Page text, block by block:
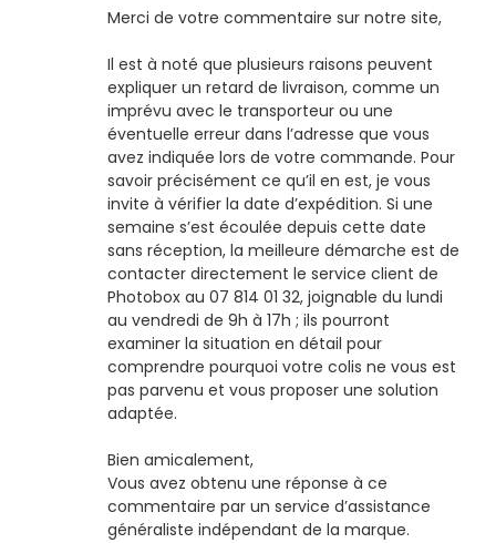
Merci de votre commentaire sur notre site,
Il est à noté que plusieurs raisons peuvent
expliquer un retard de livraison, comme un
imprévu avec le transporteur ou une
éventuelle erreur dans l’adresse que vous
avez indiquée lors de votre commande. Pour
savoir précisément ce qu’il en est, je vous
invite à vérifier la date d’expédition. Si une
semaine s’est écoulée depuis cette date
sans réception, la meilleure démarche est de
contacter directement le service client de
Photobox au 07 814 01 32, joignable du lundi
au vendredi de 9h à 17h ; ils pourront
examiner la situation en détail pour
comprendre pourquoi votre colis ne vous est
pas parvenu et vous proposer une solution
adaptée.
Bien amicalement,
Vous avez obtenu une réponse à ce
commentaire par un service d’assistance
généraliste indépendant de la marque.